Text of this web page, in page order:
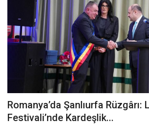
Romanya’da Şanlıurfa Rüzgârı:
Festivali’nde Kardeşlik...